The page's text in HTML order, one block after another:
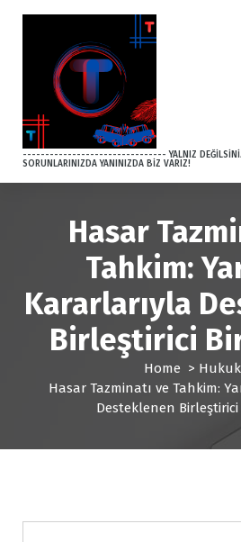
t
-------------------------------- YALNIZ
SORUNLARINIZDA YANINIZDA BİZ VARIZ!
Hasar
Tahkim:
Kararlarıyla
Birleştirici
Home > Hukuk
Hasar Tazminatı ve Tahkim:
Desteklenen